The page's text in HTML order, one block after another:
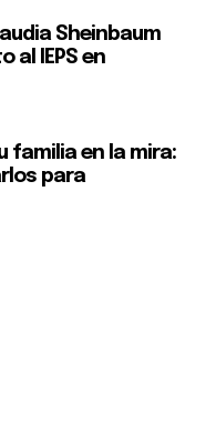
Sheinbaum
al IEPS en
familia en la mira:
para